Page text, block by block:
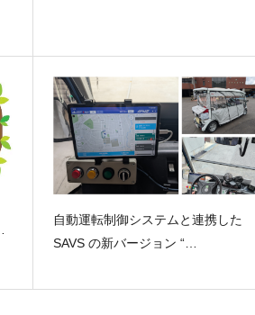
自動運転制御システムと連携した
SAVS の新バージョン “…